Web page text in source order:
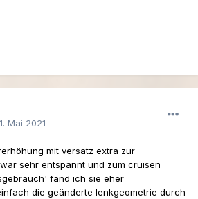
Mai 2021
mit versatz extra zur
sehr entspannt und zum cruisen
fand ich sie eher
die geänderte lenkgeometrie durch